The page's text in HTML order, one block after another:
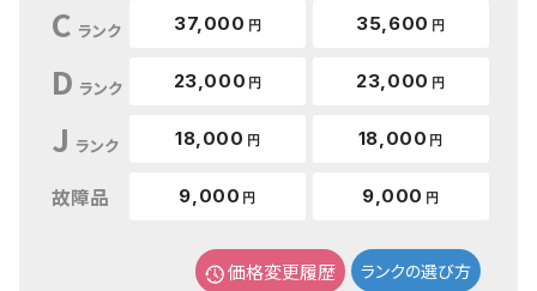
C ランク 37,000 円 35,600 円
D ランク 23,000 円 23,000 円
J ランク 18,000 円 18,000 円
故障品 9,000 円 9,000 円
価格変更履歴 ランクの選び方